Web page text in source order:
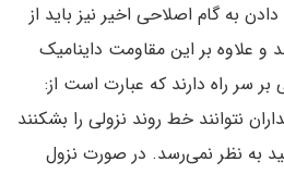
دادن به گام اصلاحی اخیر نیز باید از
و علاوه بر این مقاومت داینامیک
سر راه دارند که عبارت است از:
اگر خریداران نتوانند خط روند نزولی را بشکنند
به نظر نمی‌رسد. در صورت نزول